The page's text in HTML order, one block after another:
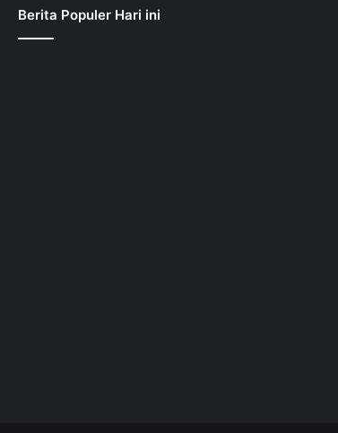
Berita Populer Hari ini